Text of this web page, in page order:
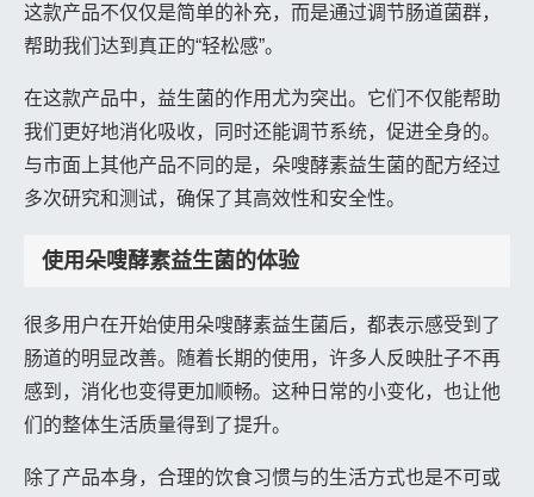
这款产品不仅仅是简单的补充，而是通过调节肠道菌群，
帮助我们达到真正的“轻松感”。
在这款产品中，益生菌的作用尤为突出。它们不仅能帮助
我们更好地消化吸收，同时还能调节系统，促进全身的。
与市面上其他产品不同的是，朵嗖酵素益生菌的配方经过
多次研究和测试，确保了其高效性和安全性。
使用朵嗖酵素益生菌的体验
很多用户在开始使用朵嗖酵素益生菌后，都表示感受到了
肠道的明显改善。随着长期的使用，许多人反映肚子不再
感到，消化也变得更加顺畅。这种日常的小变化，也让他
们的整体生活质量得到了提升。
除了产品本身，合理的饮食习惯与的生活方式也是不可或